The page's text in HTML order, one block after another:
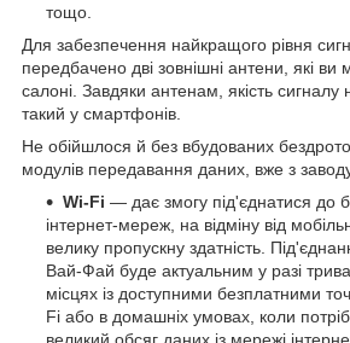
тощо.
Для забезпечення найкращого рівня
передбачено дві зовнішні антени, які ви
салоні. Завдяки антенам, якість
такий у смартфонів.
Не обійшлося й без вбудованих
модулів передавання даних, вже з
Wi-Fi — дає змогу під'єднатися до
інтернет-мереж, на відміну від
велику пропускну здатність.
Вай-Фай буде актуальним у разі
місцях із доступними безплатними
Fi або в домашніх умовах, коли
великий обсяг даних із мережі